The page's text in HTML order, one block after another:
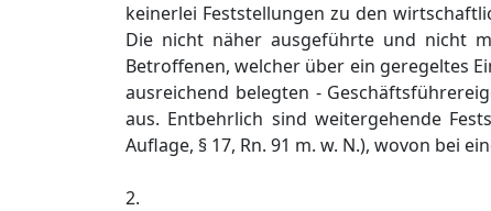
keinerlei Feststellungen zu den
Die nicht näher ausgeführte und nicht
Betroffenen, welcher über ein geregeltes
ausreichend belegten -
aus. Entbehrlich sind weitergehende
Auflage, § 17, Rn. 91 m. w. N.), wovon bei
2.